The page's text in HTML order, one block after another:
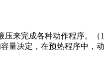
来完成各种动作程序。
量决定，在预热程序中，